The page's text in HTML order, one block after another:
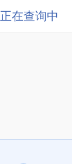
正在查询中